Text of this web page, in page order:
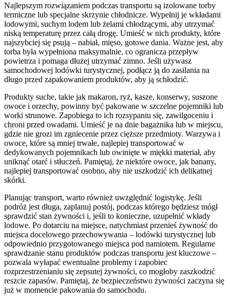
Najlepszym rozwiązaniem podczas transportu są izolowane torby
termiczne lub specjalne skrzynie chłodnicze. Wypełnij je wkładami
lodowymi, suchym lodem lub żelami chłodzącymi, aby utrzymać
niską temperaturę przez całą drogę. Umieść w nich produkty, które
najszybciej się psują – nabiał, mięso, gotowe dania. Ważne jest, aby
torba była wypełniona maksymalnie, co ogranicza przepływ
powietrza i pomaga dłużej utrzymać zimno. Jeśli używasz
samochodowej lodówki turystycznej, podłącz ją do zasilania na
długo przed zapakowaniem produktów, aby ją schłodzić.
Produkty suche, takie jak makaron, ryż, kasze, konserwy, suszone
owoce i orzechy, powinny być pakowane w szczelne pojemniki lub
worki strunowe. Zapobiega to ich rozsypaniu się, zawilgoceniu i
chroni przed owadami. Umieść je na dnie bagażnika lub w miejscu,
gdzie nie grozi im zgniecenie przez cięższe przedmioty. Warzywa i
owoce, które są mniej trwałe, najlepiej transportować w
dedykowanych pojemnikach lub owinięte w miękki materiał, aby
uniknąć otarć i stłuczeń. Pamiętaj, że niektóre owoce, jak banany,
najlepiej transportować osobno, aby nie uszkodzić ich delikatnej
skórki.
Planując transport, warto również uwzględnić logistykę. Jeśli
podróż jest długa, zaplanuj postój, podczas którego będziesz mógł
sprawdzić stan żywności i, jeśli to konieczne, uzupełnić wkłady
lodowe. Po dotarciu na miejsce, natychmiast przenieś żywność do
miejsca docelowego przechowywania – lodówki turystycznej lub
odpowiednio przygotowanego miejsca pod namiotem. Regularne
sprawdzanie stanu produktów podczas transportu jest kluczowe –
pozwala wyłapać ewentualne problemy i zapobiec
rozprzestrzenianiu się zepsutej żywności, co mogłoby zaszkodzić
reszcie zapasów. Pamiętaj, że bezpieczeństwo żywności zaczyna się
już w momencie pakowania do samochodu.